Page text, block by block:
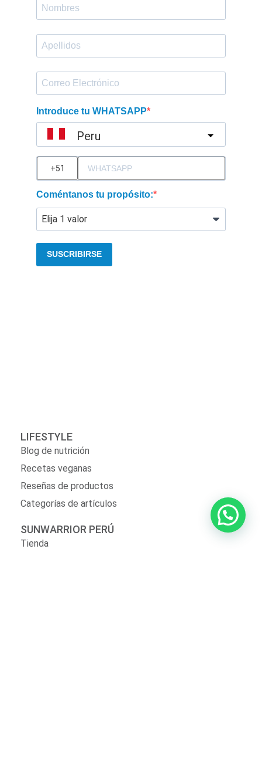
Introduce tu WHATSAPP
Peru
Coméntanos tu propósito:
SUSCRIBIRSE
LIFESTYLE
Blog de nutrición
Recetas veganas
Reseñas de productos
Categorías de artículos
SUNWARRIOR PERÚ
Tienda